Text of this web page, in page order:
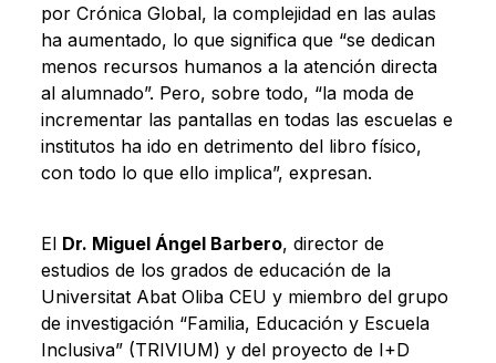
por Crónica Global, la complejidad en las aulas
ha aumentado, lo que significa que “se dedican
menos recursos humanos a la atención directa
al alumnado”. Pero, sobre todo, “la moda de
incrementar las pantallas en todas las escuelas e
institutos ha ido en detrimento del libro físico,
con todo lo que ello implica”, expresan.
El Dr. Miguel Ángel Barbero, director de
estudios de los grados de educación de la
Universitat Abat Oliba CEU y miembro del grupo
de investigación “Familia, Educación y Escuela
Inclusiva” (TRIVIUM) y del proyecto de I+D